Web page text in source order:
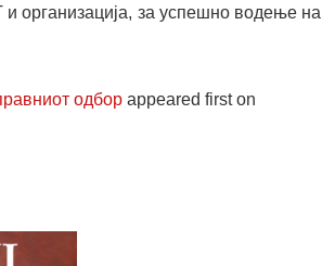
организација, за успешно водење на
одбор appeared first on